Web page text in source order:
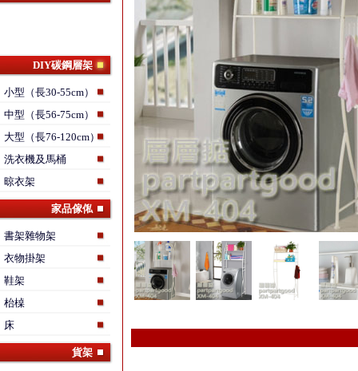
DIY碳鋼層架
小型（長30-55cm）
中型（長56-75cm）
大型（長76-120cm）
洗衣機及馬桶
晾衣架
家品傢俬
書架雜物架
衣物掛架
鞋架
枱槕
床
貨架